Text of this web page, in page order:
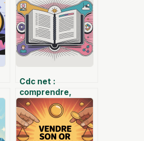
Cdc net :
comprendre,
rédiger et
exploiter un cahier
des charges
performant